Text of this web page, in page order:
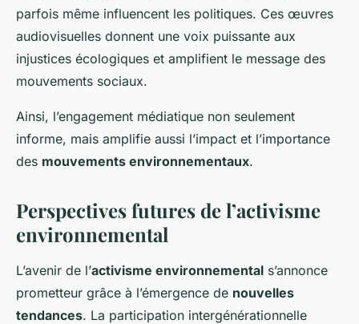
parfois même influencent les politiques. Ces œuvres
audiovisuelles donnent une voix puissante aux
injustices écologiques et amplifient le message des
mouvements sociaux.
Ainsi, l’engagement médiatique non seulement
informe, mais amplifie aussi l’impact et l’importance
des mouvements environnementaux.
Perspectives futures de l’activisme
environnemental
L’avenir de l’activisme environnemental s’annonce
prometteur grâce à l’émergence de nouvelles
tendances. La participation intergénérationnelle